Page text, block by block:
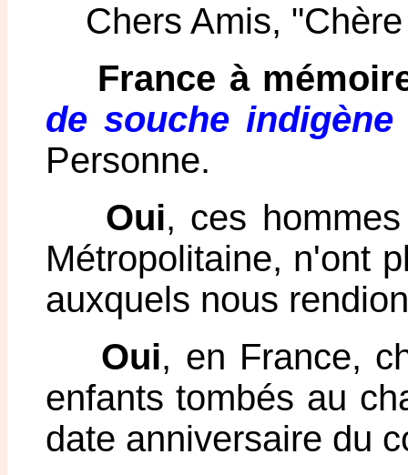
Chers Amis, "Chère
France à
de souche indigène
Personne.
Oui, ces
Métropolitaine, n'ont
auxquels nous
Oui, en France,
enfants tombés au
date anniversaire du